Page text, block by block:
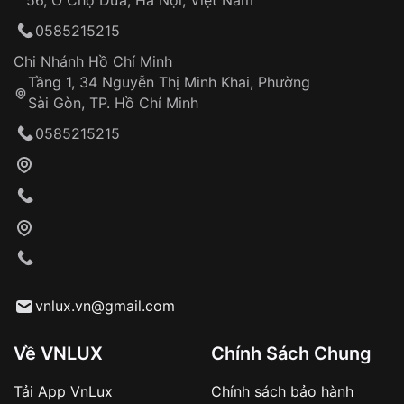
Khách hàng kiểm tra và thanh toán trực tiếp
Từ khóa SEO:
Đảm bảo quyền lợi khách hàng
Đồng hành cùng khách hàng trong suốt quá
trình sử dụng
0585215215
Chi Nhánh Hồ Chí Minh
Tầng 1, 34 Nguyễn Thị Minh Khai, Phường
Sài Gòn, TP. Hồ Chí Minh
0585215215
vnlux.vn@gmail.com
Về VNLUX
Tải App VnLux
Chính Sách Chung
Chính sách bảo hành